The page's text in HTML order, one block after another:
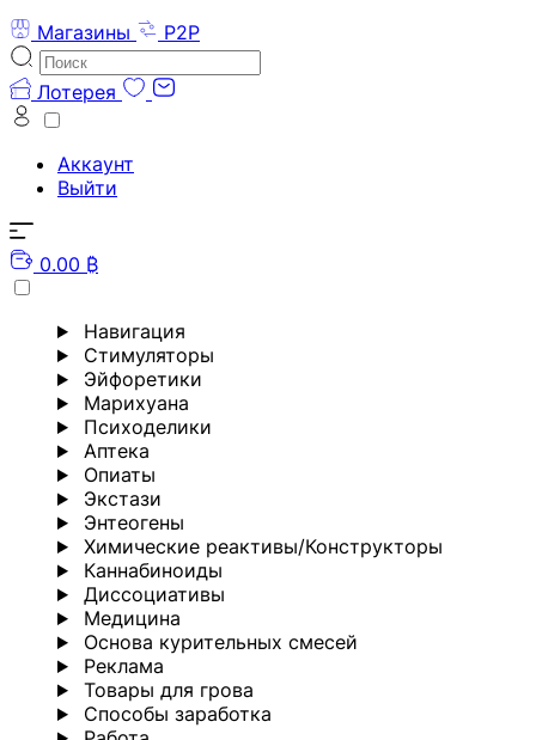
Магазины
P2P
Лотерея
Аккаунт
Выйти
0.00 ₿
Навигация
Стимуляторы
Эйфоретики
Марихуана
Психоделики
Аптека
Опиаты
Экстази
Энтеогены
Химические реактивы/Конструкторы
Каннабиноиды
Диссоциативы
Медицина
Основа курительных смесей
Реклама
Товары для грова
Способы заработка